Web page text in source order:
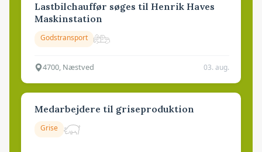
Lastbilchauffør søges til Henrik Haves
Maskinstation
Godstransport
4700, Næstved 03. aug.
Medarbejdere til griseproduktion
Grise